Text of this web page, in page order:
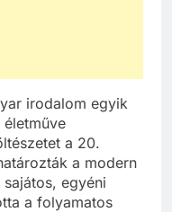
irodalom egyik
a 20.
a modern
egyéni
a folyamatos